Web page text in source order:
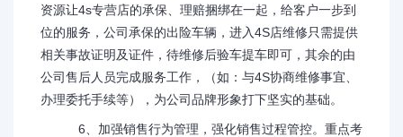
资源让4s专营店的承保、理赔捆绑在一起，给客户一步到
位的服务，公司承保的出险车辆，进入4S店维修只需提供
相关事故证明及证件，待维修后验车提车即可，其余的由
公司售后人员完成服务工作，（如：与4S协商维修事宜、
办理委托手续等），为公司品牌形象打下坚实的基础。
6、加强销售行为管理，强化销售过程管控。重点考